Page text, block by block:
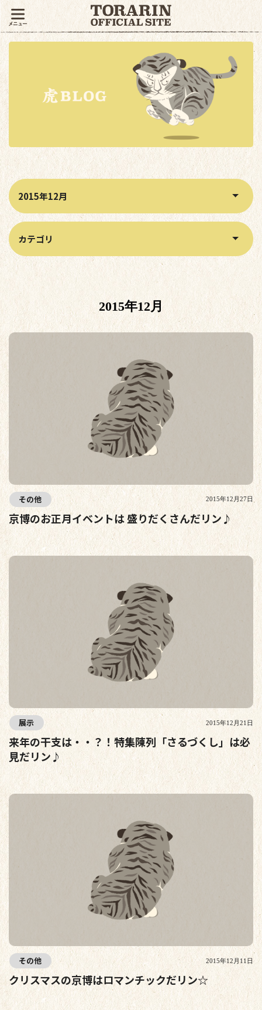
月別アーカイブから記事を絞り込む
カテゴリから記事を絞り込む
2015年12月
その他 2015年12月27日
京博のお正月イベントは 盛りだくさんだリン♪
展示 2015年12月21日
来年の干支は・・？！特集陳列「さるづくし」は必
見だリン♪
その他 2015年12月11日
クリスマスの京博はロマンチックだリン☆